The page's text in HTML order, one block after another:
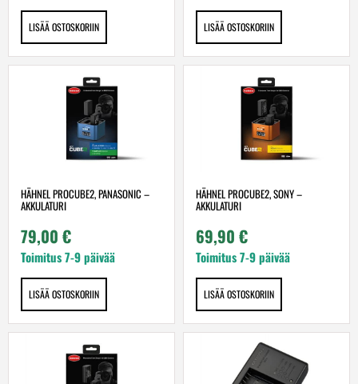
LISÄÄ OSTOSKORIIN LISÄÄ OSTOSKORIIN
HÄHNEL PROCUBE2, PANASONIC –
AKKULATURI
79,00 €
Toimitus 7-9 päivää
LISÄÄ OSTOSKORIIN
HÄHNEL PROCUBE2, SONY –
AKKULATURI
69,90 €
Toimitus 7-9 päivää
LISÄÄ OSTOSKORIIN